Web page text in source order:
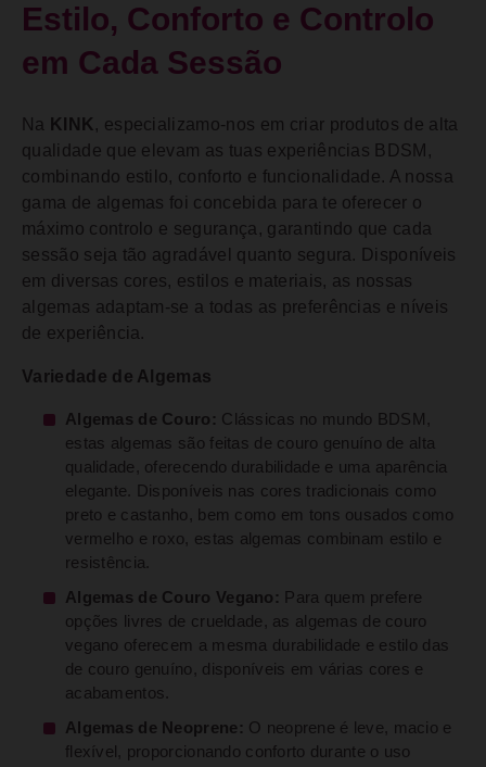
Estilo, Conforto e Controlo
em Cada Sessão
Na KINK , especializamo-nos em criar produtos de alta
qualidade que elevam as tuas experiências BDSM,
combinando estilo, conforto e funcionalidade. A nossa
gama de algemas foi concebida para te oferecer o
máximo controlo e segurança, garantindo que cada
sessão seja tão agradável quanto segura. Disponíveis
em diversas cores, estilos e materiais, as nossas
algemas adaptam-se a todas as preferências e níveis
de experiência.
Variedade de Algemas
Algemas de Couro: Clássicas no mundo BDSM,
estas algemas são feitas de couro genuíno de alta
qualidade, oferecendo durabilidade e uma aparência
elegante. Disponíveis nas cores tradicionais como
preto e castanho, bem como em tons ousados como
vermelho e roxo, estas algemas combinam estilo e
resistência.
Algemas de Couro Vegano: Para quem prefere
opções livres de crueldade, as algemas de couro
vegano oferecem a mesma durabilidade e estilo das
de couro genuíno, disponíveis em várias cores e
acabamentos.
Algemas de Neoprene: O neoprene é leve, macio e
flexível, proporcionando conforto durante o uso